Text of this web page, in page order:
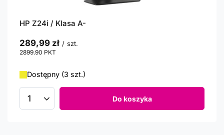
HP Z24i / Klasa A-
289,99 zł / szt.
2899.90 PKT
Dostępny (3 szt.)
Ilość produktów Do koszyka